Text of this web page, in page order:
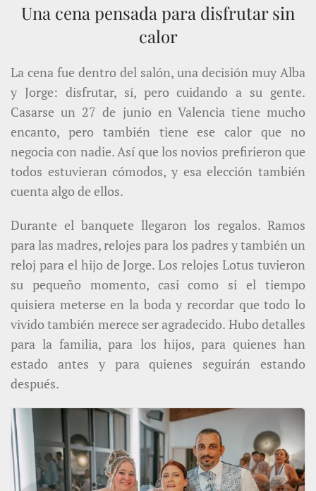
Una cena pensada para disfrutar sin
calor
La cena fue dentro del salón, una decisión muy Alba
y Jorge: disfrutar, sí, pero cuidando a su gente.
Casarse un 27 de junio en Valencia tiene mucho
encanto, pero también tiene ese calor que no
negocia con nadie. Así que los novios prefirieron que
todos estuvieran cómodos, y esa elección también
cuenta algo de ellos.
Durante el banquete llegaron los regalos. Ramos
para las madres, relojes para los padres y también un
reloj para el hijo de Jorge. Los relojes Lotus tuvieron
su pequeño momento, casi como si el tiempo
quisiera meterse en la boda y recordar que todo lo
vivido también merece ser agradecido. Hubo detalles
para la familia, para los hijos, para quienes han
estado antes y para quienes seguirán estando
después.